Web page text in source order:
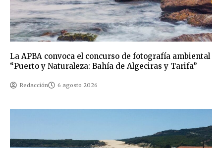
La APBA convoca el concurso de fotografía ambiental
“Puerto y Naturaleza: Bahía de Algeciras y Tarifa”
Redacción 6 agosto 2026